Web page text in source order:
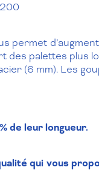
permet
palettes plus
(6 mm). Les
de leur longueur.
qui vous